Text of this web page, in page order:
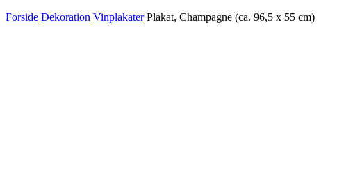
Forside Dekoration Vinplakater Plakat, Champagne (ca. 96,5 x 55 cm)